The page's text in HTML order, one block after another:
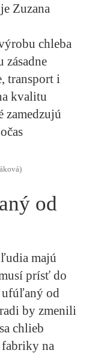
Zuzana
chleba
zásadne
transport i
kvalitu
od
majú
prísť do
od
by zmenili
chlieb
na